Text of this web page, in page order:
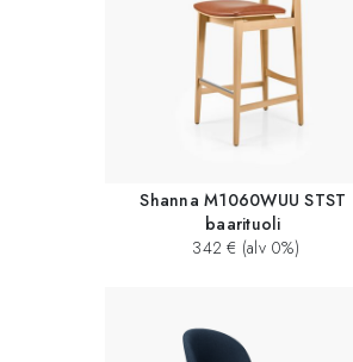
Shanna M1060WUU STST
baarituoli
342 € (alv 0%)